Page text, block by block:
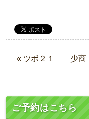
« ツボ２１ 少商
ご予約はこちら